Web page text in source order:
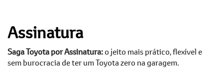
Assinatura
Saga Toyota por Assinatura:o jeito mais prático, flexível e
sem burocracia de ter um Toyota zero na garagem.